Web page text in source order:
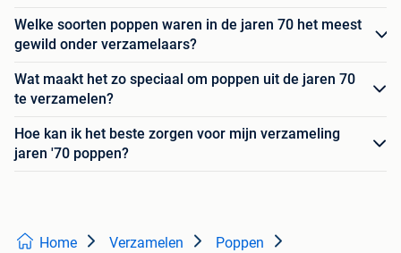
Welke soorten poppen waren in de jaren 70 het meest
gewild onder verzamelaars?
Wat maakt het zo speciaal om poppen uit de jaren 70
te verzamelen?
Hoe kan ik het beste zorgen voor mijn verzameling
jaren '70 poppen?
Home Verzamelen Poppen